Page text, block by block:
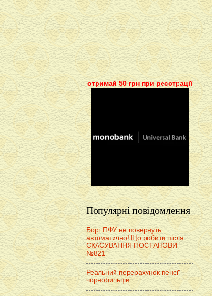
отримай 50 грн при реєстрації
Популярні повідомлення
Борг ПФУ не повернуть
автоматично! Що робити після
СКАСУВАННЯ ПОСТАНОВИ
№821
Реальний перерахунок пенсії
чорнобильців